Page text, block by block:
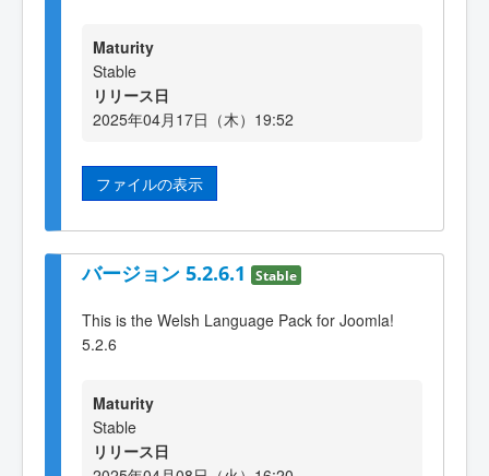
Maturity
Stable
リリース日
2025年04月17日（木）19:52
ファイルの表示
バージョン 5.2.6.1 Stable
This is the Welsh Language Pack for Joomla!
5.2.6
Maturity
Stable
リリース日